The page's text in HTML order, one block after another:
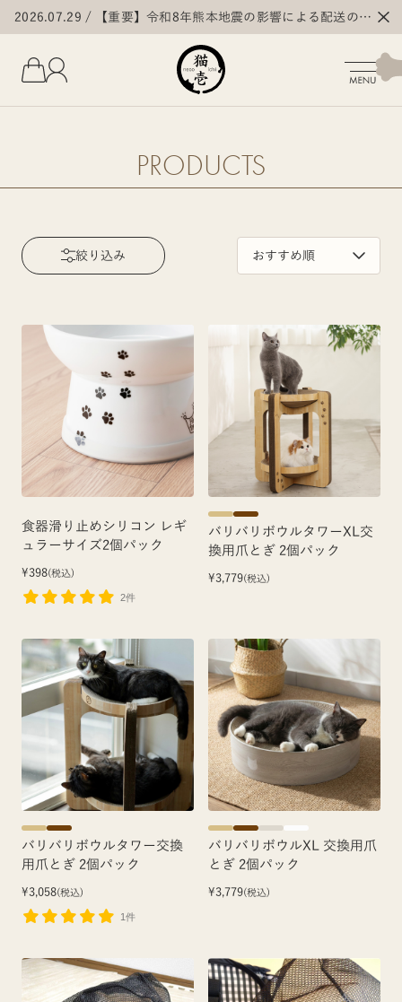
2026.07.29
【重要】令和8年熊本地震の影響による配送の遅
延・停止について
PRODUCTS
絞り込み
食器滑り止めシリコン レギ
ュラーサイズ2個パック
¥398(税込)
2件
バリバリボウルタワーXL交
換用爪とぎ 2個パック
¥3,779(税込)
バリバリボウルタワー交換
用爪とぎ 2個パック
¥3,058(税込)
1件
バリバリボウルXL 交換用爪
とぎ 2個パック
¥3,779(税込)